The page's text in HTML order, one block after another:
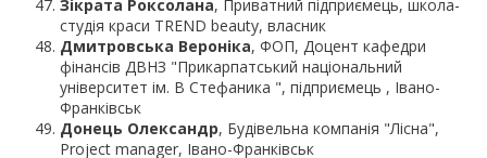
Зікрата Роксолана, Приватний підприємець, школа-
студія краси TREND beauty, власник
Дмитровська Вероніка, ФОП, Доцент кафедри
фінансів ДВНЗ "Прикарпатський національний
університет ім. В Стефаника ", підприємець , Івано-
Франківськ
Донець Олександр, Будівельна компанія "Лісна",
Project manager, Івано-Франківськ